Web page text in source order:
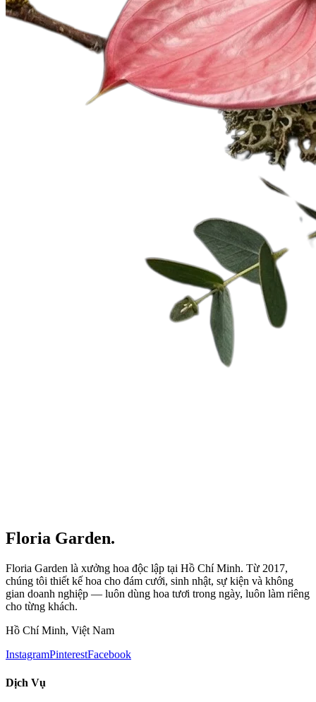
Floria Garden.
Floria Garden là xưởng hoa độc lập tại Hồ Chí Minh. Từ 2017,
chúng tôi thiết kế hoa cho đám cưới, sinh nhật, sự kiện và không
gian doanh nghiệp — luôn dùng hoa tươi trong ngày, luôn làm riêng
cho từng khách.
Hồ Chí Minh, Việt Nam
InstagramPinterestFacebook
Dịch Vụ